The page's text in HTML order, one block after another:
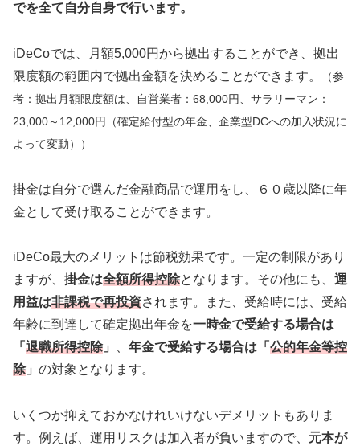
でを全て自分自身で行います。
iDeCoでは、月額5,000円から拠出することができ、拠出
限度額の範囲内で拠出金額を決めることができます。
（参
考 ： 拠出月額限度額は、自営業者：68,000円、サラリーマン：
23,000～12,000円（確定給付型の年金、企業型DCへの加入状況に
よって変動））
掛金は自分で選んだ金融商品で運用をし、６０歳以降に年
金として受け取ることができます。
iDeCo最大のメリットは節税効果です。一定の制限があり
ますが、 掛金は全額所得控除となります。その他にも、 運
用益は非課税で再投資されます。また、受給時には、受給
年齢に到達して確定拠出年金を一時金で受給する場合は
「 退職所得控除」 、 年金で受給する場合は「 公的年金等控
除」 の対象となります。
いくつか抑えておかなけれいけないデメリットもありま
す。例えば、運用リスクは加入者が負いますので、 元本が